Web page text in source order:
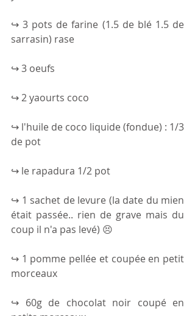
↪ 3 pots de farine (1.5 de blé 1.5 de
sarrasin) rase
↪ 3 oeufs
↪ 2 yaourts coco
↪ l'huile de coco liquide (fondue) : 1/3
de pot
↪ le rapadura 1/2 pot
↪ 1 sachet de levure (la date du mien
était passée.. rien de grave mais du
coup il n'a pas levé) 😣
↪ 1 pomme pellée et coupée en petit
morceaux
↪ 60g de chocolat noir coupé en